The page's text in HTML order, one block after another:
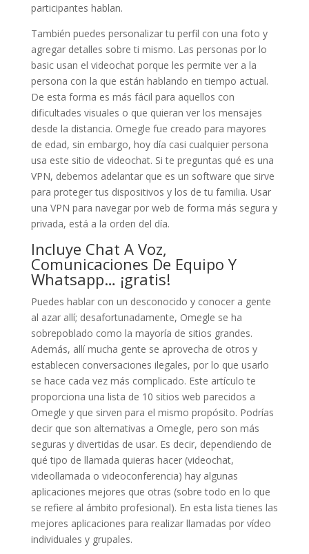
participantes hablan.
También puedes personalizar tu perfil con una foto y
agregar detalles sobre ti mismo. Las personas por lo
basic usan el videochat porque les permite ver a la
persona con la que están hablando en tiempo actual.
De esta forma es más fácil para aquellos con
dificultades visuales o que quieran ver los mensajes
desde la distancia. Omegle fue creado para mayores
de edad, sin embargo, hoy día casi cualquier persona
usa este sitio de videochat. Si te preguntas qué es una
VPN, debemos adelantar que es un software que sirve
para proteger tus dispositivos y los de tu familia. Usar
una VPN para navegar por web de forma más segura y
privada, está a la orden del día.
Incluye Chat A Voz,
Comunicaciones De Equipo Y
Whatsapp… ¡gratis!
Puedes hablar con un desconocido y conocer a gente
al azar allí; desafortunadamente, Omegle se ha
sobrepoblado como la mayoría de sitios grandes.
Además, allí mucha gente se aprovecha de otros y
establecen conversaciones ilegales, por lo que usarlo
se hace cada vez más complicado. Este artículo te
proporciona una lista de 10 sitios web parecidos a
Omegle y que sirven para el mismo propósito. Podrías
decir que son alternativas a Omegle, pero son más
seguras y divertidas de usar. Es decir, dependiendo de
qué tipo de llamada quieras hacer (videochat,
videollamada o videoconferencia) hay algunas
aplicaciones mejores que otras (sobre todo en lo que
se refiere al ámbito profesional). En esta lista tienes las
mejores aplicaciones para realizar llamadas por vídeo
individuales y grupales.